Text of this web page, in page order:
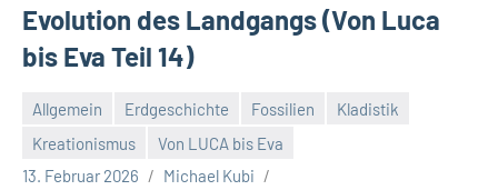
Evolution des Landgangs (Von Luca
bis Eva Teil 14)
Allgemein Erdgeschichte Fossilien
Kladistik
Kreationismus
Von LUCA bis Eva
13. Februar 2026
Michael Kubi